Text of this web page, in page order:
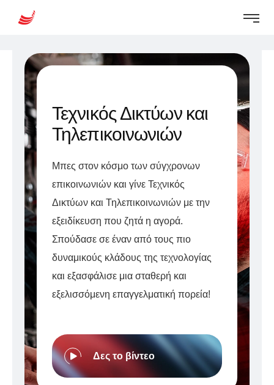
Τεχνικός Δικτύων και
Τηλεπικοινωνιών
Μπες στον κόσμο των σύγχρονων
επικοινωνιών και γίνε Τεχνικός
Δικτύων και Τηλεπικοινωνιών με την
εξειδίκευση που ζητά η αγορά.
Σπούδασε σε έναν από τους πιο
δυναμικούς κλάδους της τεχνολογίας
και εξασφάλισε μια σταθερή και
εξελισσόμενη επαγγελματική πορεία!
Δες το βίντεο